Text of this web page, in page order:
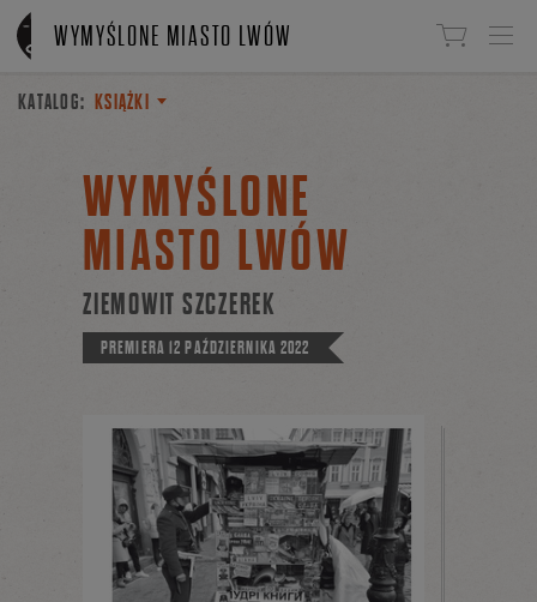
Linki do przejścia
WYMYŚLONE MIASTO LWÓW
KATALOG: KSIĄŻKI
WYMYŚLONE
MIASTO LWÓW
ZIEMOWIT SZCZEREK
PREMIERA12 PAŹDZIERNIKA 2022